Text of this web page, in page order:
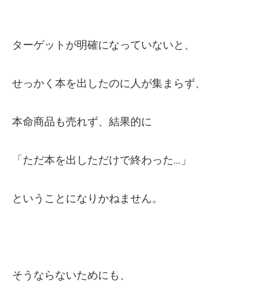
ターゲットが明確になっていないと、
せっかく本を出したのに人が集まらず、
本命商品も売れず、結果的に
「ただ本を出しただけで終わった…」
ということになりかねません。
そうならないためにも、